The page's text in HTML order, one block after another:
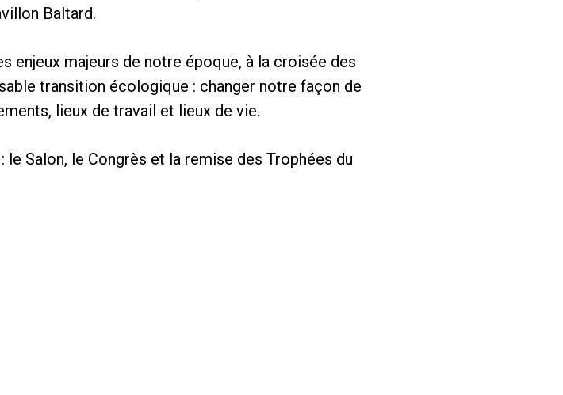
Baltard.
enjeux majeurs de notre époque, à la croisée des
transition écologique : changer notre façon de
lieux de travail et lieux de vie.
Salon, le Congrès et la remise des Trophées du